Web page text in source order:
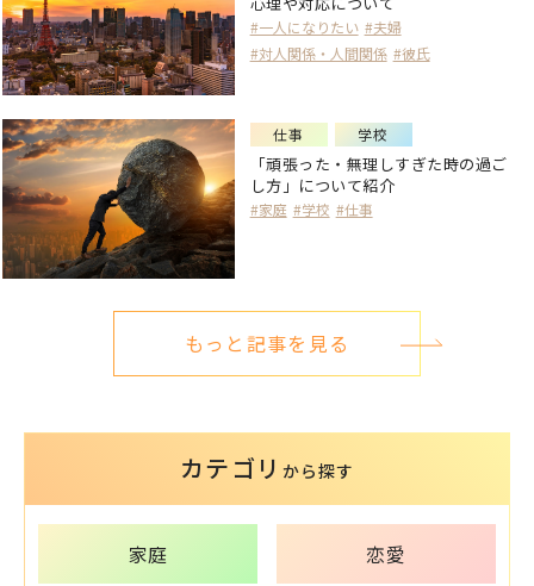
#一人になりたい #夫婦
#対人関係・人間関係 #彼氏
仕事 学校
「頑張った・無理しすぎた時の過ご
し方」について紹介
#家庭 #学校 #仕事
もっと記事を見る
カテゴリ から探す
家庭 恋愛